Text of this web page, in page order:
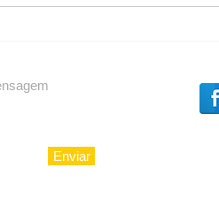
Enviar